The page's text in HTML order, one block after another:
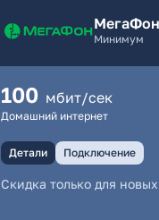
МегаФон
Минимум
100 мбит/сек
Домашний интернет
Детали Подключение
Скидка только для